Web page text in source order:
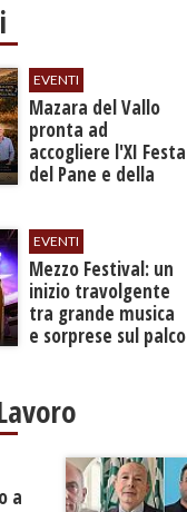
EVENTI
Mazara del Vallo
pronta ad
accogliere l'XI Festa
del Pane e della
EVENTI
Mezzo Festival: un
inizio travolgente
tra grande musica
e sorprese sul palco
a